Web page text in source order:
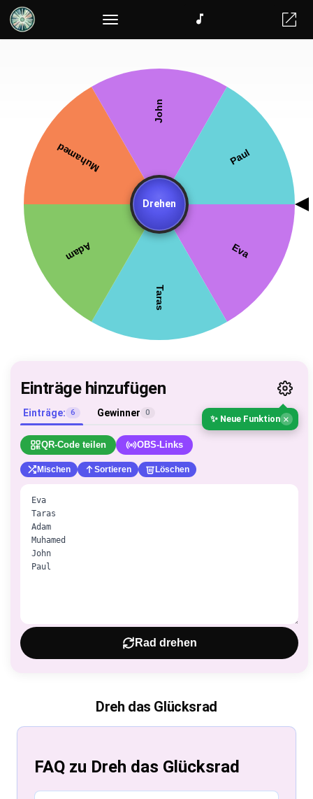
Zufalls-Teamgenerator
Einträge hinzufügen
✨ Neue Funktion ×
Einträge: 6 Gewinner 0
QR-Code teilen OBS-Links
Mischen Sortieren Löschen
Rad drehen
Dreh das Glücksrad
FAQ zu Dreh das Glücksrad